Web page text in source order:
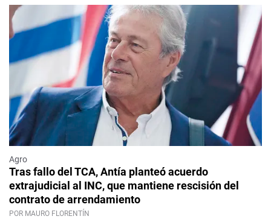
Agro
Tras fallo del TCA, Antía planteó acuerdo
extrajudicial al INC, que mantiene rescisión del
contrato de arrendamiento
POR MAURO FLORENTÍN